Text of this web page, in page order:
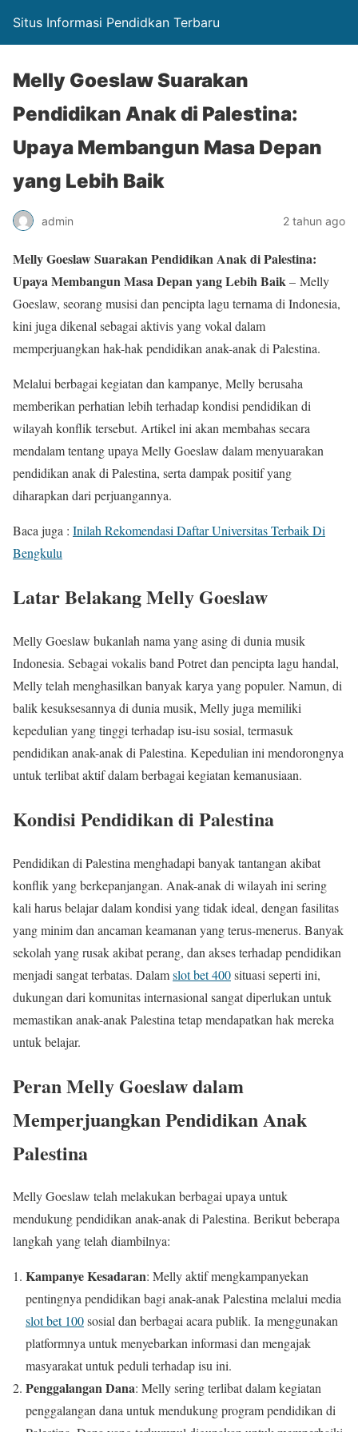
Situs Informasi Pendidkan Terbaru
Melly Goeslaw Suarakan
Pendidikan Anak di Palestina:
Upaya Membangun Masa Depan
yang Lebih Baik
admin 2 tahun ago
Melly Goeslaw Suarakan Pendidikan Anak di Palestina:
Upaya Membangun Masa Depan yang Lebih Baik– Melly
Goeslaw, seorang musisi dan pencipta lagu ternama di Indonesia,
kini juga dikenal sebagai aktivis yang vokal dalam
memperjuangkan hak-hak pendidikan anak-anak di Palestina.
Melalui berbagai kegiatan dan kampanye, Melly berusaha
memberikan perhatian lebih terhadap kondisi pendidikan di
wilayah konflik tersebut. Artikel ini akan membahas secara
mendalam tentang upaya Melly Goeslaw dalam menyuarakan
pendidikan anak di Palestina, serta dampak positif yang
diharapkan dari perjuangannya.
Baca juga : Inilah Rekomendasi Daftar Universitas Terbaik Di
Bengkulu
Latar Belakang Melly Goeslaw
Melly Goeslaw bukanlah nama yang asing di dunia musik
Indonesia. Sebagai vokalis band Potret dan pencipta lagu handal,
Melly telah menghasilkan banyak karya yang populer. Namun, di
balik kesuksesannya di dunia musik, Melly juga memiliki
kepedulian yang tinggi terhadap isu-isu sosial, termasuk
pendidikan anak-anak di Palestina. Kepedulian ini mendorongnya
untuk terlibat aktif dalam berbagai kegiatan kemanusiaan.
Kondisi Pendidikan di Palestina
Pendidikan di Palestina menghadapi banyak tantangan akibat
konflik yang berkepanjangan. Anak-anak di wilayah ini sering
kali harus belajar dalam kondisi yang tidak ideal, dengan fasilitas
yang minim dan ancaman keamanan yang terus-menerus. Banyak
sekolah yang rusak akibat perang, dan akses terhadap pendidikan
menjadi sangat terbatas. Dalamslot bet 400situasi seperti ini,
dukungan dari komunitas internasional sangat diperlukan untuk
memastikan anak-anak Palestina tetap mendapatkan hak mereka
untuk belajar.
Peran Melly Goeslaw dalam
Memperjuangkan Pendidikan Anak
Palestina
Melly Goeslaw telah melakukan berbagai upaya untuk
mendukung pendidikan anak-anak di Palestina. Berikut beberapa
langkah yang telah diambilnya:
Kampanye Kesadaran: Melly aktif mengkampanyekan
pentingnya pendidikan bagi anak-anak Palestina melalui media
slot bet 100sosial dan berbagai acara publik. Ia menggunakan
platformnya untuk menyebarkan informasi dan mengajak
masyarakat untuk peduli terhadap isu ini.
Penggalangan Dana: Melly sering terlibat dalam kegiatan
penggalangan dana untuk mendukung program pendidikan di